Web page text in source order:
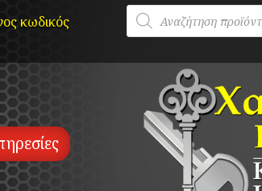
κωδικός
Products
search